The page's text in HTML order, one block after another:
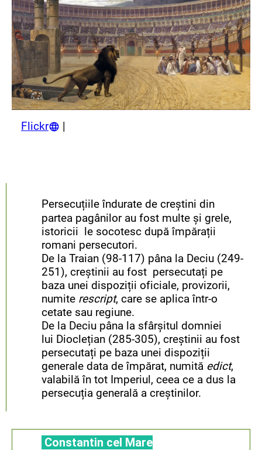
Flickr |
Persecuțiile îndurate de creștini din
partea pagânilor au fost multe și grele,
istoricii le socotesc după împărații
romani per­secutori.
De la Traian (98-117) pâna la Deciu (249-
251), creștinii au fost persecutați pe
baza unei dispoziții oficiale, provizorii,
numite rescript, care se aplica într-o
cetate sau regiune.
De la Deciu pâna la sfârșitul domniei
lui Dioclețian (285-305), creștinii au fost
persecutați pe baza unei dispoziții
generale data de împărat, numită edict,
valabilă în tot Imperiul, ceea ce a dus la
perse­cuția generală a creștinilor.
Constantin cel Mare